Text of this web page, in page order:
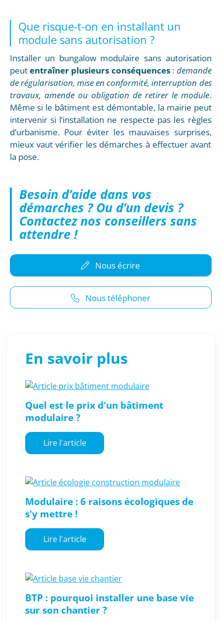
Que risque-t-on en installant un
module sans autorisation ?
Installer un bungalow modulaire sans autorisation
peutentraîner plusieurs conséquences: demande
de régularisation, mise en conformité, interruption des
travaux, amende ou obligation de retirer le module.
Même si le bâtiment est démontable, la mairie peut
intervenir si l’installation ne respecte pas les règles
d’urbanisme. Pour éviter les mauvaises surprises,
mieux vaut vérifier les démarches à effectuer avant
la pose.
Besoin d’aide dans vos
démarches ? Ou d’un devis ?
Contactez nos conseillers sans
attendre !
Nous écrire
Nous téléphoner
En savoir plus
Quel est le prix d'un bâtiment
modulaire ?
Lire l'article
Modulaire : 6 raisons écologiques de
s'y mettre !
Lire l'article
BTP : pourquoi installer une base vie
sur son chantier ?